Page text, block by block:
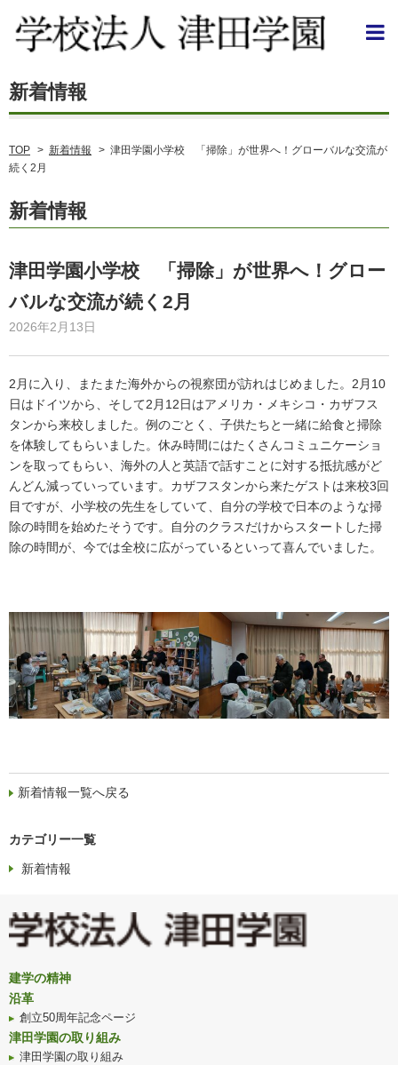
TOP > 新着情報 > 津田学園小学校 「掃除」が世界へ！グローバルな交流が
続く2月
新着情報
津田学園小学校 「掃除」が世界へ！グロー
バルな交流が続く2月
2026年2月13日
2月に入り、またまた海外からの視察団が訪れはじめました。2月10
日はドイツから、そして2月12日はアメリカ・メキシコ・カザフス
タンから来校しました。例のごとく、子供たちと一緒に給食と掃除
を体験してもらいました。休み時間にはたくさんコミュニケーショ
ンを取ってもらい、海外の人と英語で話すことに対する抵抗感がど
んどん減っていっています。カザフスタンから来たゲストは来校3回
目ですが、小学校の先生をしていて、自分の学校で日本のような掃
除の時間を始めたそうです。自分のクラスだけからスタートした掃
除の時間が、今では全校に広がっているといって喜んでいました。
新着情報一覧へ戻る
カテゴリー一覧
新着情報
建学の精神
沿革
創立50周年記念ページ
津田学園の取り組み
津田学園の取り組み